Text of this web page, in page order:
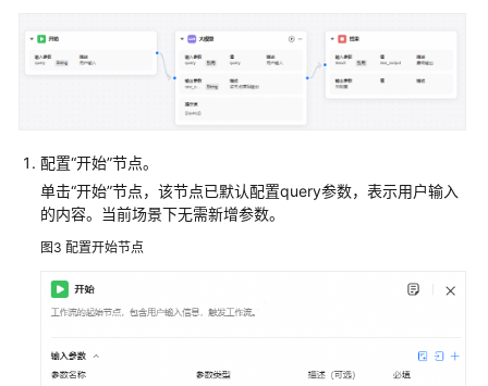
API
评
估
实
观
实
配置“开始”节点。
单击“开始”节点，该节点已默认配置query参数，表示用户输入
的内容。当前场景下无需新增参数。
图3 配置开始节点